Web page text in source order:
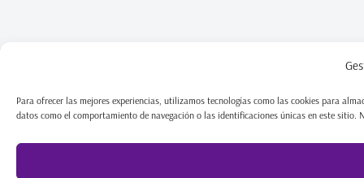
Para ofrecer las mejores experiencias, utilizamos tecnologías como las cookies para
datos como el comportamiento de navegación o las identificaciones únicas en este